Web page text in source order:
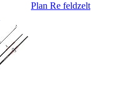
Plan Re feldzelt